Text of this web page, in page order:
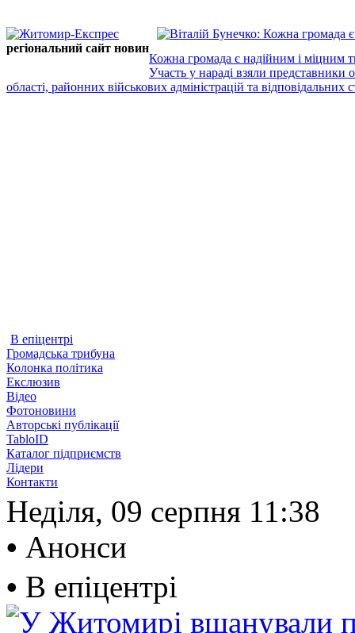
регіональний сайт новин
Кожна громада є надійним і міцним
Участь у нараді взяли представники
області, районних військових адміністрацій та відповідальних
В епіцентрі
Громадська трибуна
Колонка політика
Екслюзив
Відео
Фотоновини
Авторські публікації
TabloID
Каталог підприємств
Лідери
Контакти
Неділя, 09 серпня 11:38
• Анонси
• В епіцентрі